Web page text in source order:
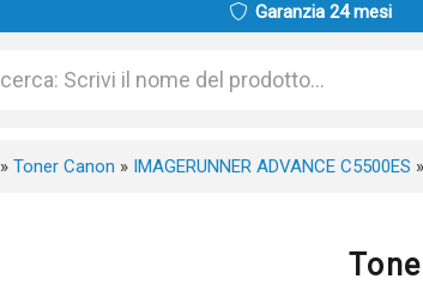
Garanzia 24 mesi
» Toner Canon » IMAGERUNNER ADVANCE C5500ES »